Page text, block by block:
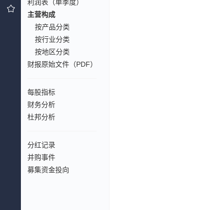
利润表（单季度）
主营构成
按产品分类
按行业分类
按地区分类
财报原始文件（PDF）
每股指标
财务分析
杜邦分析
分红记录
并购事件
募集资金投向